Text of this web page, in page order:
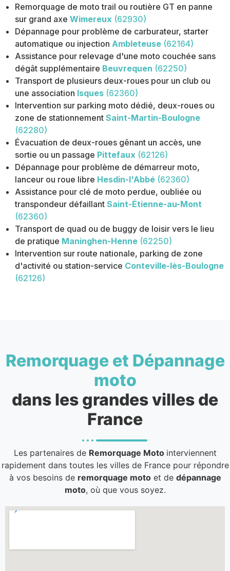
Remorquage de moto trail ou routière GT en panne
sur grand axe Wimereux (62930)
Dépannage pour problème de carburateur, starter
automatique ou injection Ambleteuse (62164)
Assistance pour relevage d'une moto couchée sans
dégât supplémentaire Beuvrequen (62250)
Transport de plusieurs deux-roues pour un club ou
une association Isques (62360)
Intervention sur parking moto dédié, deux-roues ou
zone de stationnement Saint-Martin-Boulogne
(62280)
Évacuation de deux-roues gênant un accès, une
sortie ou un passage Pittefaux (62126)
Dépannage pour problème de démarreur moto,
lanceur ou roue libre Hesdin-l'Abbé (62360)
Assistance pour clé de moto perdue, oubliée ou
transpondeur défaillant Saint-Étienne-au-Mont
(62360)
Transport de quad ou de buggy de loisir vers le lieu
de pratique Maninghen-Henne (62250)
Intervention sur route nationale, parking de zone
d'activité ou station-service Conteville-lès-Boulogne
(62126)
Remorquage et Dépannage
moto
dans les grandes villes de
France
Les partenaires de Remorquage Moto interviennent
rapidement dans toutes les villes de France pour répondre
à vos besoins de remorquage motoet de dépannage
moto, où que vous soyez.